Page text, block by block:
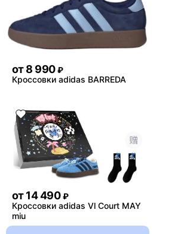
от8 990 ₽
Кроссовки adidas BARREDA
от14 490 ₽
Кроссовки adidas Vl Court MAY
miu